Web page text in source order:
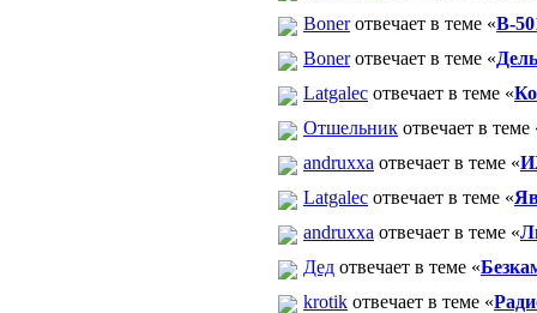
Bonerотвечает в теме «В-
Bonerотвечает в теме «
Latgalec отвечает в теме «
Отшельник отвечает в теме
andruxxa отвечает в теме «
Latgalec отвечает в теме «
andruxxa отвечает в теме «
Дед отвечает в теме «
krotik отвечает в теме «